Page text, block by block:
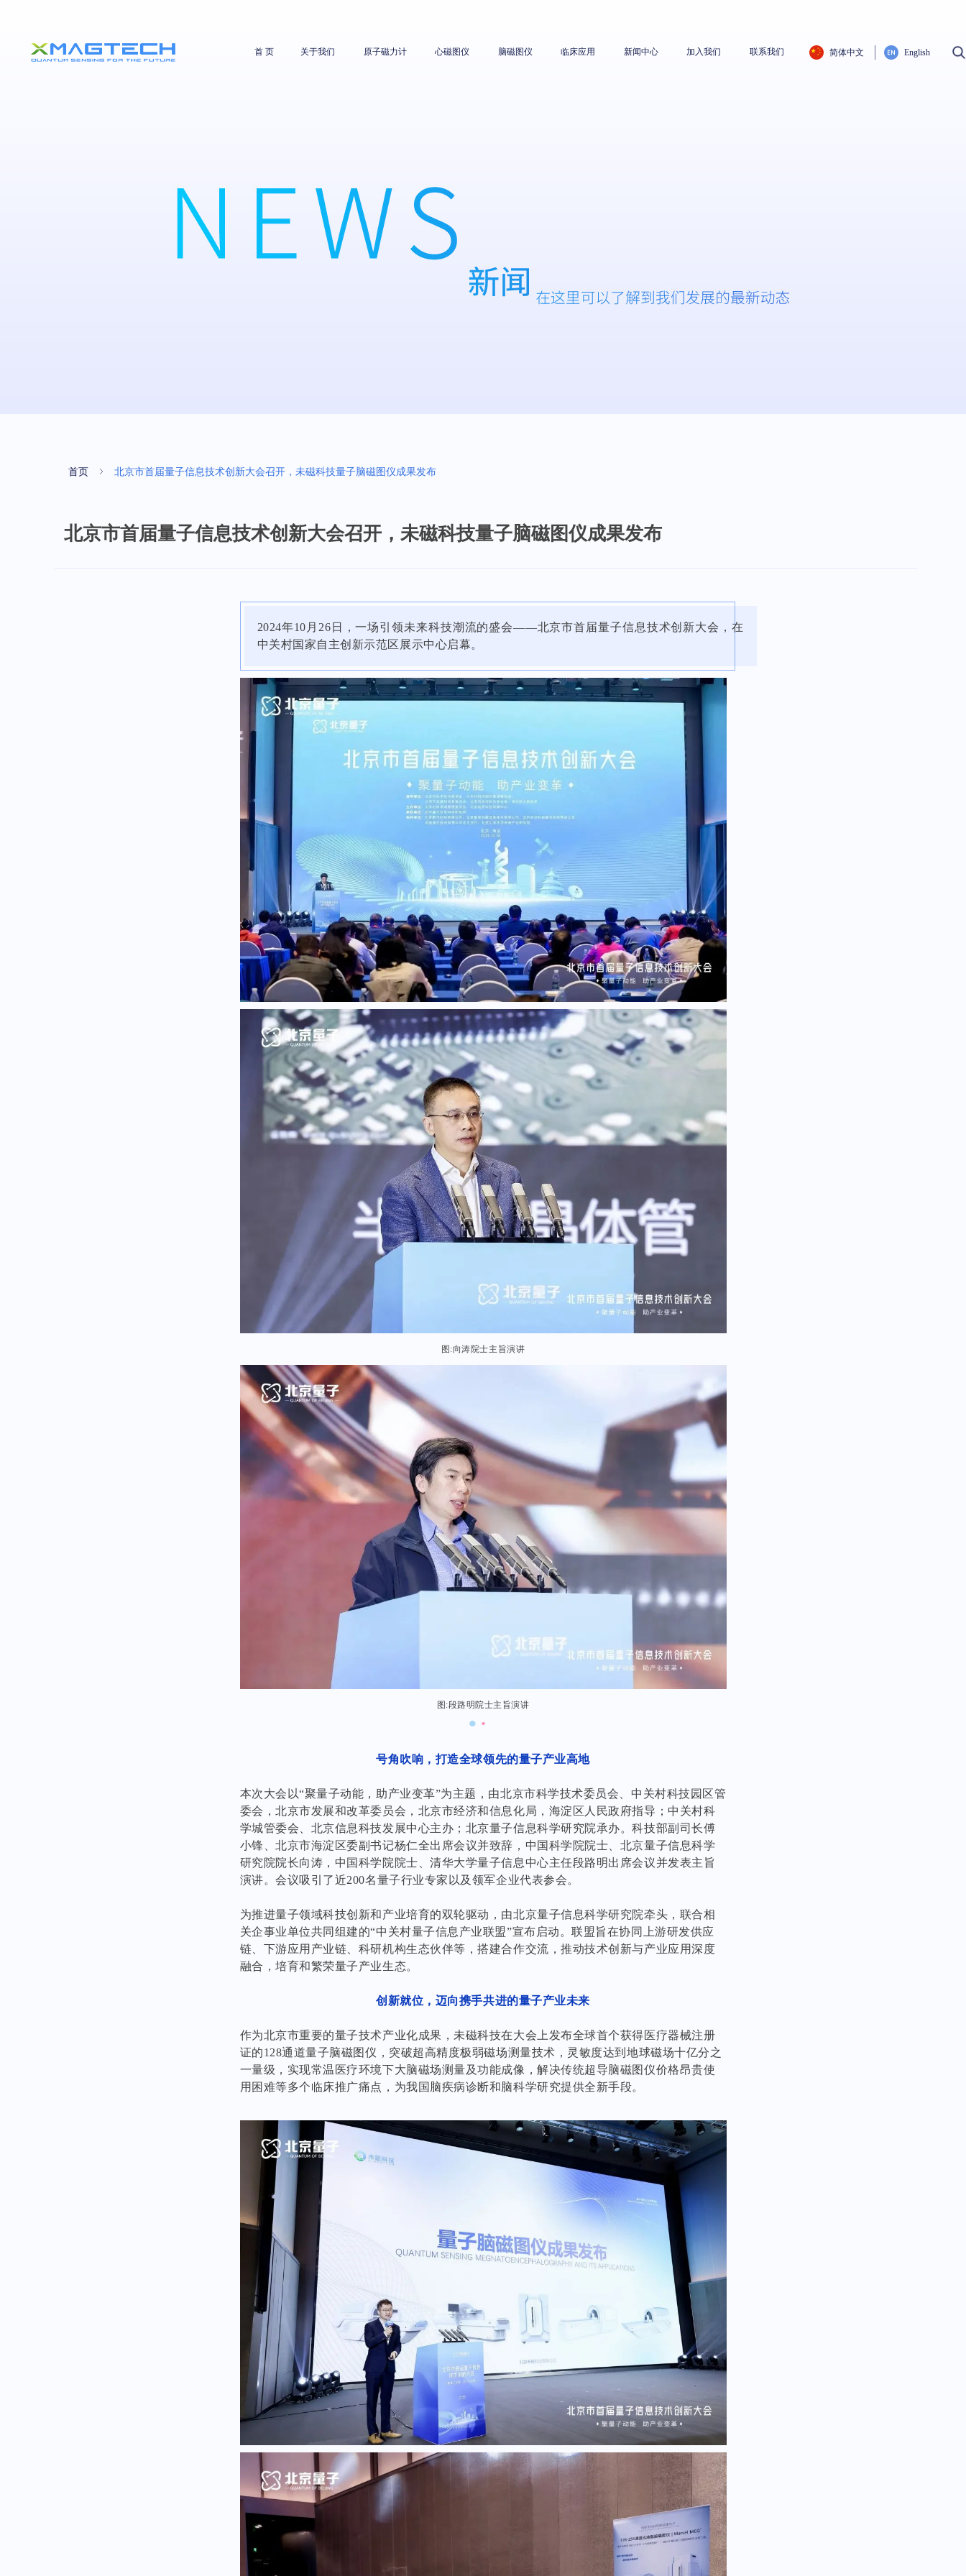
首 页 简体中文 English
联系我们
关于我们 原子磁力计 心磁图仪 脑磁图仪 临床应用 新闻中心 加入我们
北京市首届量子信息技术创新大会召开，未磁科技量子脑磁图仪成果发布
2024年10月26日，一场引领未来科技潮流的盛会——北京市首届量子信息技术创新大会，在
中关村国家自主创新示范区展示中心启幕。
图:向涛院士主旨演讲
图:段路明院士主旨演讲
号角吹响，打造全球领先的量子产业高地
本次大会以“聚量子动能，助产业变革”为主题，由北京市科学技术委员会、中关村科技园区管
委会，北京市发展和改革委员会，北京市经济和信息化局，海淀区人民政府指导；中关村科
学城管委会、北京信息科技发展中心主办；北京量子信息科学研究院承办。科技部副司长傅
小锋、北京市海淀区委副书记杨仁全出席会议并致辞，中国科学院院士、北京量子信息科学
研究院院长向涛，中国科学院院士、清华大学量子信息中心主任段路明出席会议并发表主旨
演讲。会议吸引了近200名量子行业专家以及领军企业代表参会。
为推进量子领域科技创新和产业培育的双轮驱动，由北京量子信息科学研究院牵头，联合相
关企事业单位共同组建的“中关村量子信息产业联盟”宣布启动。联盟旨在协同上游研发供应
链、下游应用产业链、科研机构生态伙伴等，搭建合作交流，推动技术创新与产业应用深度
融合，培育和繁荣量子产业生态。
创新就位，迈向携手共进的量子产业未来
作为北京市重要的量子技术产业化成果，未磁科技在大会上发布全球首个获得医疗器械注册
证的128通道量子脑磁图仪，突破超高精度极弱磁场测量技术，灵敏度达到地球磁场十亿分之
一量级，实现常温医疗环境下大脑磁场测量及功能成像，解决传统超导脑磁图仪价格昂贵使
用困难等多个临床推广痛点，为我国脑疾病诊断和脑科学研究提供全新手段。
首页 ꁇ 北京市首届量子信息技术创新大会召开，未磁科技量子脑磁图仪成果发布